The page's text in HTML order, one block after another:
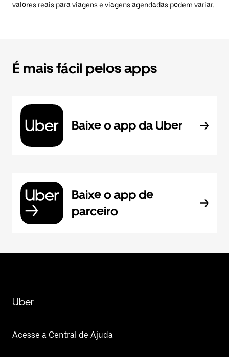
valores reais para viagens e viagens agendadas podem variar.
É mais fácil pelos apps
Baixe o app da Uber
Baixe o app de
parceiro
Uber
Acesse a Central de Ajuda